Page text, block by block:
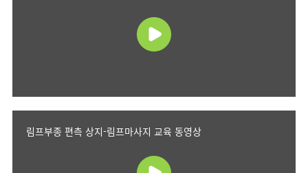
림프부종 편측 상지-림프마사지 교육 동영상